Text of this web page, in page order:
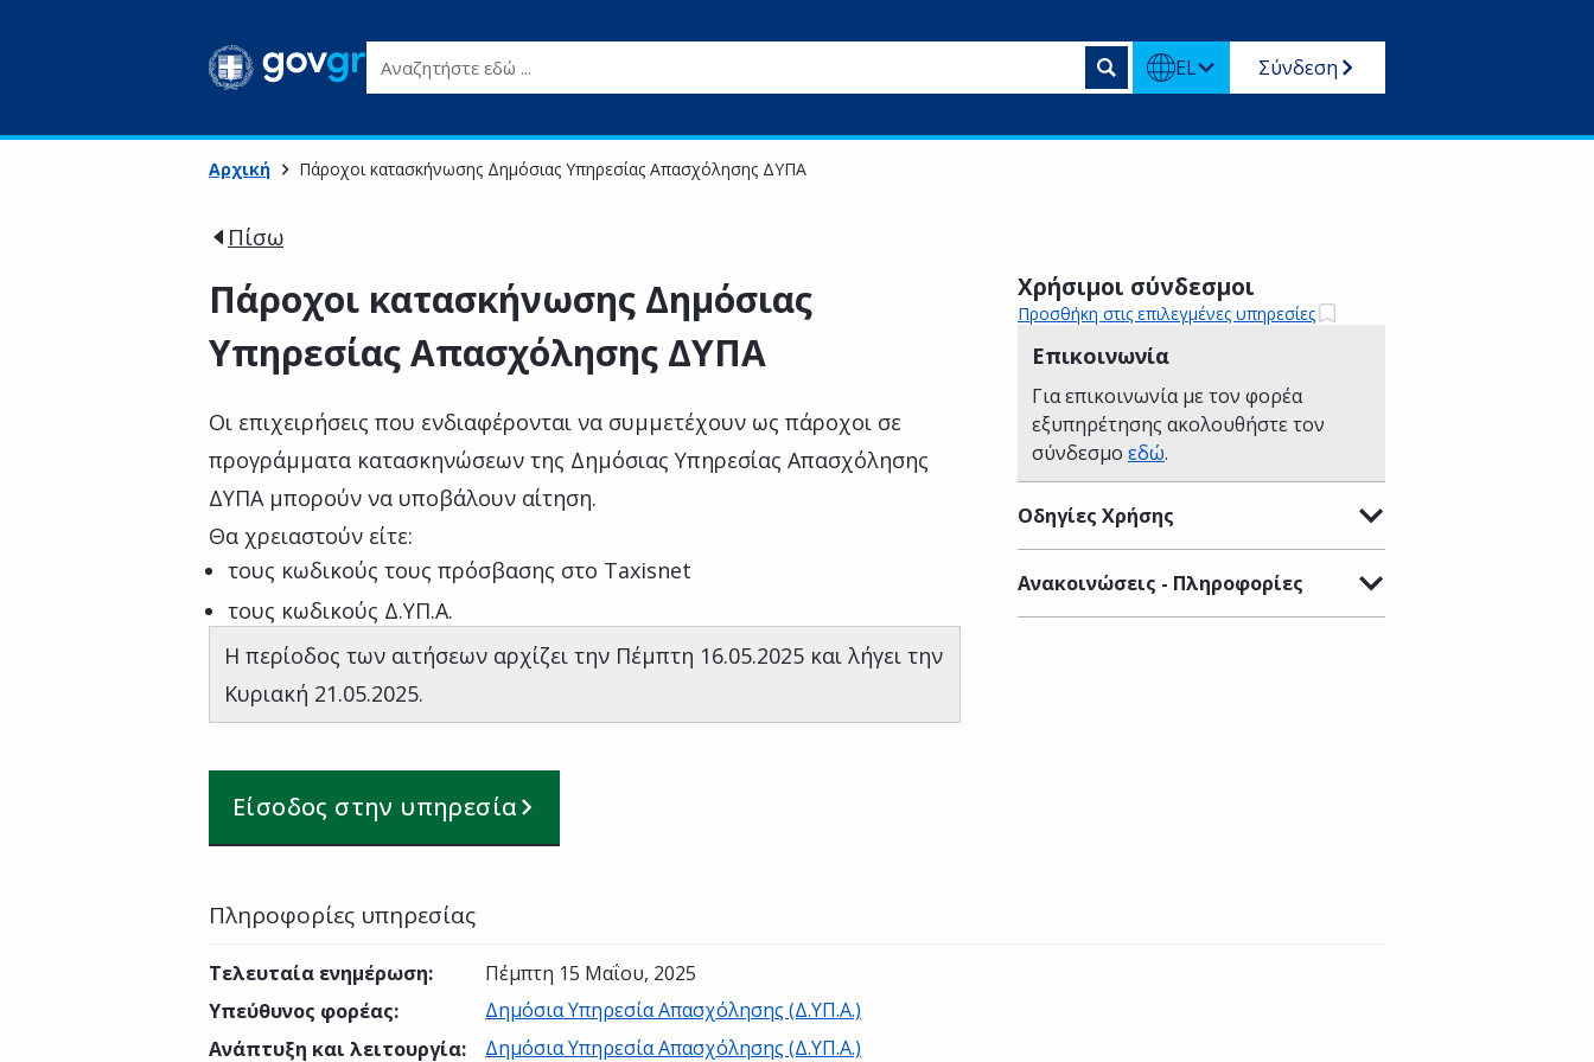
Αναζητήστε εδώ ... EL Σύνδεση
Αρχική Πάροχοι κατασκήνωσης Δημόσιας Υπηρεσίας Απασχόλησης ΔΥΠΑ
Πίσω
Πάροχοι κατασκήνωσης Δημόσιας
Υπηρεσίας Απασχόλησης ΔΥΠΑ
Οι επιχειρήσεις που ενδιαφέρονται να συμμετέχουν ως πάροχοι σε
προγράμματα κατασκηνώσεων της Δημόσιας Υπηρεσίας Απασχόλησης
ΔΥΠΑ μπορούν να υποβάλουν αίτηση.
Θα χρειαστούν είτε:
τους κωδικούς τους πρόσβασης στο Taxisnet
τους κωδικούς Δ.ΥΠ.Α.
Η περίοδος των αιτήσεων αρχίζει την Πέμπτη 16.05.2025 και λήγει την
Κυριακή 21.05.2025.
Είσοδος στην υπηρεσία
Χρήσιμοι σύνδεσμοι
Προσθήκη στις επιλεγμένες υπηρεσίες
Επικοινωνία
Για επικοινωνία με τον φορέα
εξυπηρέτησης ακολουθήστε τον
σύνδεσμο εδώ.
Οδηγίες Χρήσης
Ανακοινώσεις - Πληροφορίες
Πληροφορίες υπηρεσίας
Τελευταία ενημέρωση:
Πέμπτη 15 Μαΐου, 2025
Υπεύθυνος φορέας:
Δημόσια Υπηρεσία Απασχόλησης (Δ.ΥΠ.Α.)
Ανάπτυξη και λειτουργία: Δημόσια Υπηρεσία Απασχόλησης (Δ.ΥΠ.Α.)